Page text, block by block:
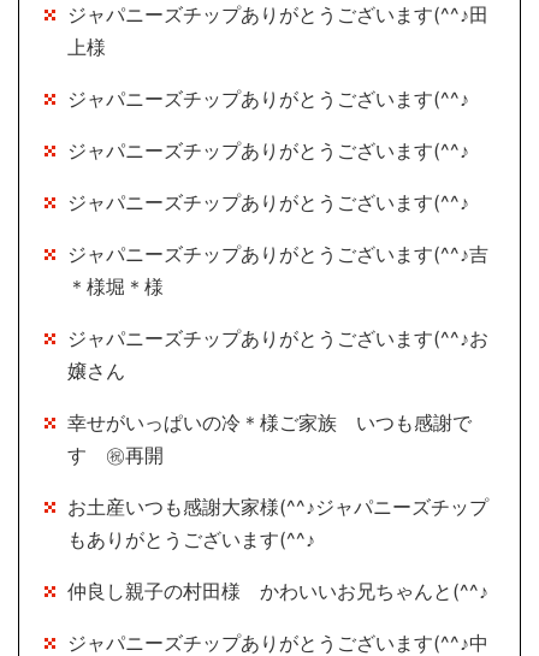
ジャパニーズチップありがとうございます(^^♪田
上様
ジャパニーズチップありがとうございます(^^♪
ジャパニーズチップありがとうございます(^^♪
ジャパニーズチップありがとうございます(^^♪
ジャパニーズチップありがとうございます(^^♪吉
＊様堀＊様
ジャパニーズチップありがとうございます(^^♪お
嬢さん
幸せがいっぱいの冷＊様ご家族 いつも感謝で
す ㊗再開
お土産いつも感謝大家様(^^♪ジャパニーズチップ
もありがとうございます(^^♪
仲良し親子の村田様 かわいいお兄ちゃんと(^^♪
ジャパニーズチップありがとうございます(^^♪中